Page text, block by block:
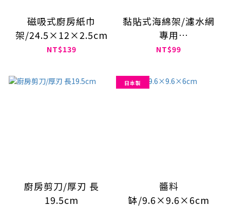
磁吸式廚房紙巾
架/24.5×12×2.5cm
NT$139
黏貼式海綿架/濾水網
專用
19.7×3.5×12.2cm
NT$99
廚房剪刀/厚刃 長
19.5cm
日本製
醬料
缽/9.6×9.6×6cm